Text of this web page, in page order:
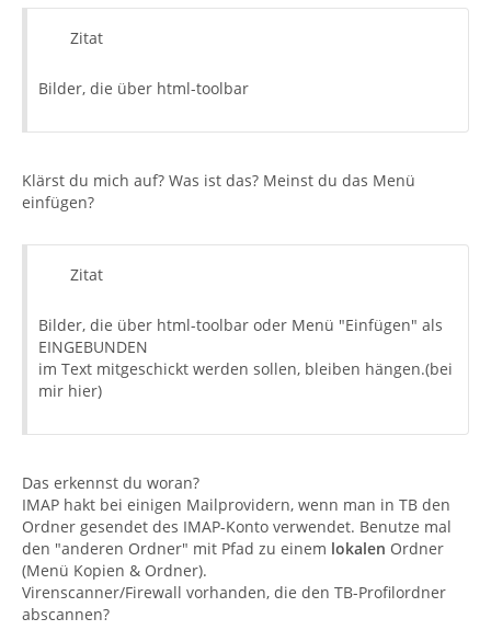
Zitat
Bilder, die über html-toolbar
Klärst du mich auf? Was ist das? Meinst du das Menü
einfügen?
Zitat
Bilder, die über html-toolbar oder Menü "Einfügen" als
EINGEBUNDEN
im Text mitgeschickt werden sollen, bleiben hängen.(bei
mir hier)
Das erkennst du woran?
IMAP hakt bei einigen Mailprovidern, wenn man in TB den
Ordner gesendet des IMAP-Konto verwendet. Benutze mal
den "anderen Ordner" mit Pfad zu einem lokalen Ordner
(Menü Kopien & Ordner).
Virenscanner/Firewall vorhanden, die den TB-Profilordner
abscannen?